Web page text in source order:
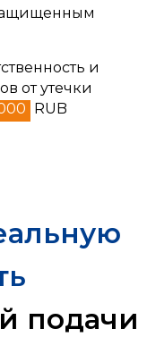
и
от утечки
RUB
подачи